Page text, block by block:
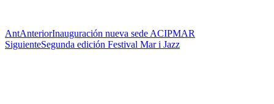
AntAnteriorInauguración nueva sede ACIPMAR
SiguienteSegunda edición Festival Mar i Jazz